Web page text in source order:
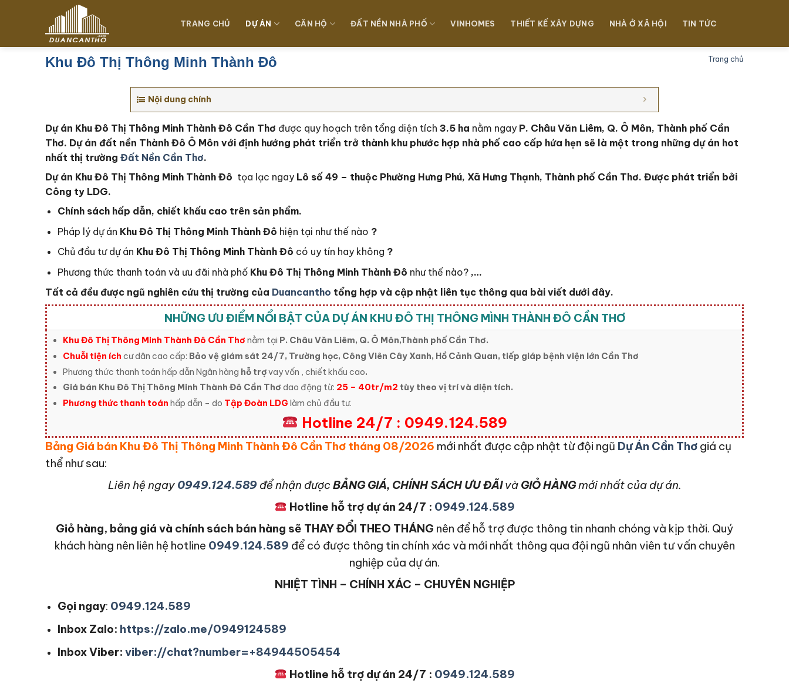
dung
TRANG CHỦ DỰ ÁN CĂN HỘ ĐẤT NỀN NHÀ PHỐ VINHOMES THIẾT KẾ XÂY DỰNG NHÀ Ở XÃ HỘI TIN TỨC
Khu Đô Thị Thông Minh Thành Đô Trang chủ
Nội dung chính
Dự án Khu Đô Thị Thông Minh Thành Đô Cần Thơ được quy hoạch trên tổng diện tích 3.5 ha nằm ngay P. Châu Văn Liêm, Q. Ô Môn, Thành phố Cần
Thơ. Dự án đất nền Thành Đô Ô Môn với định hướng phát triển trở thành khu phước hợp nhà phố cao cấp hứa hẹn sẽ là một trong những dự án hot
nhất thị trường Đất Nền Cần Thơ.
Dự án Khu Đô Thị Thông Minh Thành Đô tọa lạc ngay Lô số 49 – thuộc Phường Hưng Phú, Xã Hưng Thạnh, Thành phố Cần Thơ. Được phát triển bởi
Công ty LDG.
Chính sách hấp dẫn, chiết khấu cao trên sản phẩm.
Pháp lý dự án Khu Đô Thị Thông Minh Thành Đô hiện tại như thế nào ?
Chủ đầu tư dự án Khu Đô Thị Thông Minh Thành Đô có uy tín hay không ?
Phương thức thanh toán và ưu đãi nhà phố Khu Đô Thị Thông Minh Thành Đô như thế nào? ,…
Tất cả đều được ngũ nghiên cứu thị trường của Duancantho tổng hợp và cập nhật liên tục thông qua bài viết dưới đây.
NHỮNG ƯU ĐIỂM NỔI BẬT CỦA DỰ ÁN KHU ĐÔ THỊ THÔNG MÌNH THÀNH ĐÔ CẦN THƠ
Khu Đô Thị Thông Minh Thành Đô Cần Thơ nằm tại P. Châu Văn Liêm, Q. Ô Môn,Thành phố Cần Thơ.
Chuỗi tiện ích cư dân cao cấp: Bảo vệ giám sát 24/7, Trường học, Công Viên Cây Xanh, Hồ Cảnh Quan, tiếp giáp bệnh viện lớn Cần Thơ
Phương thức thanh toán hấp dẫn Ngân hàng hỗ trợvay vốn , chiết khấu cao.
Giá bán Khu Đô Thị Thông Minh Thành Đô Cần Thơ dao động từ: 25 – 40tr/m2 tùy theo vị trí và diện tích.
Phương thức thanh toán hấp dẫn – do Tập Đoàn LDG làm chủ đầu tư.
Hotline 24/7 : 0949.124.589
Bảng Giá bán Khu Đô Thị Thông Minh Thành Đô Cần Thơ tháng 08/2026 mới nhất được cập nhật từ đội ngũ Dự Án Cần Thơ giá cụ
thể như sau:
Liên hệ ngay 0949.124.589để nhận được BẢNG GIÁ, CHÍNH SÁCH ƯU ĐÃIvàGIỎ HÀNGmới nhất của dự án.
Hotline hỗ trợ dự án 24/7 : 0949.124.589
Giỏ hàng, bảng giá và chính sách bán hàng sẽ THAY ĐỔI THEO THÁNG nên để hỗ trợ được thông tin nhanh chóng và kịp thời. Quý
khách hàng nên liên hệ hotline 0949.124.589 để có được thông tin chính xác và mới nhất thông qua đội ngũ nhân viên tư vấn chuyên
nghiệp của dự án.
NHIỆT TÌNH – CHÍNH XÁC – CHUYÊN NGHIỆP
Gọi ngay: 0949.124.589
Inbox Zalo: https://zalo.me/0949124589
Inbox Viber: viber://chat?number=+84944505454
Hotline hỗ trợ dự án 24/7 : 0949.124.589